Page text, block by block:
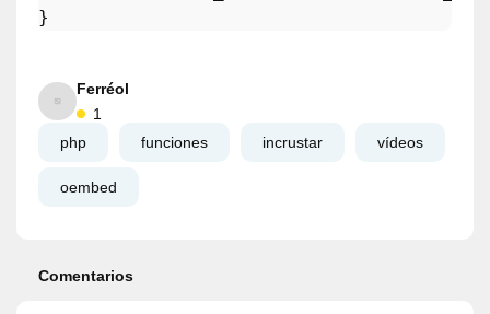
Ferréol
1
php
funciones incrustar vídeos
oembed
Comentarios